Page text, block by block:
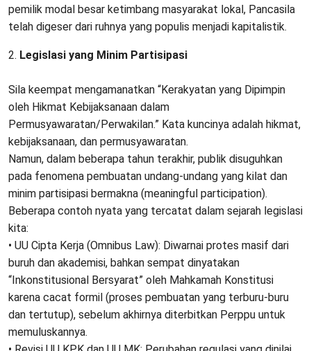
pemilik modal besar ketimbang masyarakat lokal, Pancasila
telah digeser dari ruhnya yang populis menjadi kapitalistik.
​2. Legislasi yang Minim Partisipasi
Sila keempat mengamanatkan “Kerakyatan yang Dipimpin
oleh Hikmat Kebijaksanaan dalam
Permusyawaratan/Perwakilan.” Kata kuncinya adalah hikmat,
kebijaksanaan, dan permusyawaratan.
​Namun, dalam beberapa tahun terakhir, publik disuguhkan
pada fenomena pembuatan undang-undang yang kilat dan
minim partisipasi bermakna (meaningful participation).
Beberapa contoh nyata yang tercatat dalam sejarah legislasi
kita:
• ​UU Cipta Kerja (Omnibus Law): Diwarnai protes masif dari
buruh dan akademisi, bahkan sempat dinyatakan
“Inkonstitusional Bersyarat” oleh Mahkamah Konstitusi
karena cacat formil (proses pembuatan yang terburu-buru
dan tertutup), sebelum akhirnya diterbitkan Perppu untuk
memuluskannya.